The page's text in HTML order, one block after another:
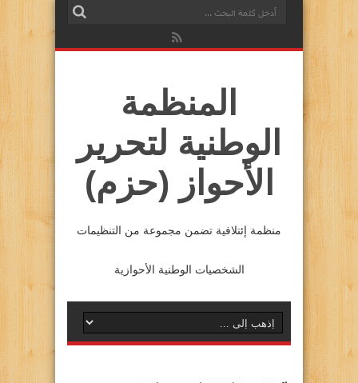
المنظمة
الوطنية لتحرير
الأحواز (حزم)
منظمة إئتلافية تضمن مجموعة من التنظيمات
الشخصيات الوطنية الأحوازية